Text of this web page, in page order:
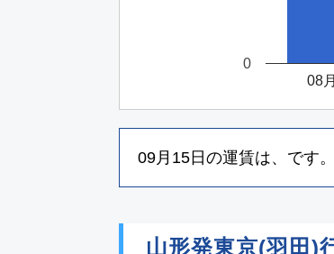
08月
0
09月15日 の運賃は、 です。
山形発東京(羽田)